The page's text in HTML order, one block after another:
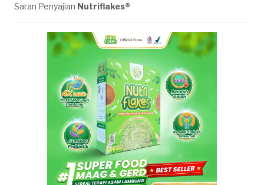
Saran Penyajian Nutriflakes®